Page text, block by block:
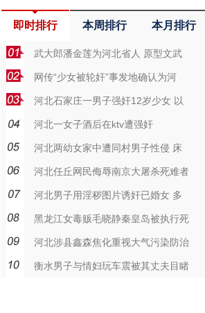
即时排行 本周排行 本月排行
武大郎潘金莲为河北省人 原型文武
网传“少女被轮奸”事发地确认为河
河北石家庄一男子强奸12岁少女 以
河北一女子酒后在ktv遭强奸
河北两幼女家中遭同村男子性侵 床
河北任丘网民侮辱南京大屠杀死难者
河北男子用淫秽图片诱奸已婚女 多
黑龙江女毒贩毛晓静秦皇岛被执行死
河北涉县鑫森焦化重视大气污染防治
衡水男子与情妇玩车震被其丈夫目睹